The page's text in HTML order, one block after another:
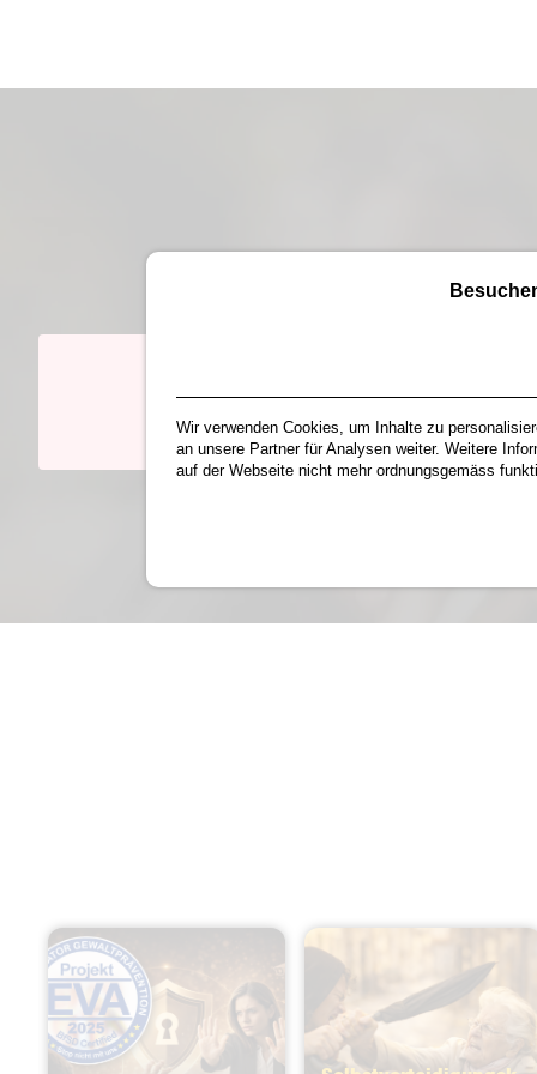
Wir verwenden Cookies, um Inhalte zu
an unsere Partner für Analysen weiter. Weitere
auf der Webseite nicht mehr ordnungsgemäss